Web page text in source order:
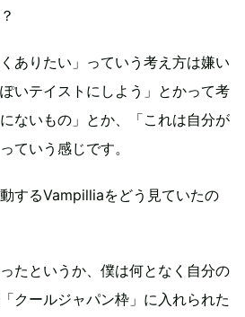
ありたい」っていう考え方は嫌い
いテイストにしよう」とかって考
ないもの」とか、「これは自分が
ていう感じです。
するVampilliaをどう見ていたの
たというか、僕は何となく自分の
クールジャパン枠」に入れられた